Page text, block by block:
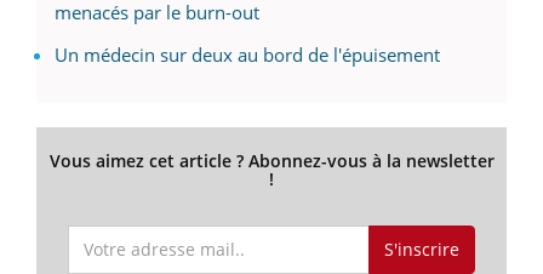
menacés par le burn-out
Un médecin sur deux au bord de l'épuisement
Vous aimez cet article ? Abonnez-vous à la newsletter
!
S'inscrire